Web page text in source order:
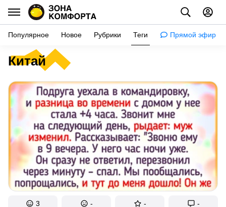
Китай
3 - - -
Популярное Новое Рубрики Теги Прямой эфир
Удивиться
Наука
Путешествия
Советы
Здоровье
Факты
Истории
Успокоиться